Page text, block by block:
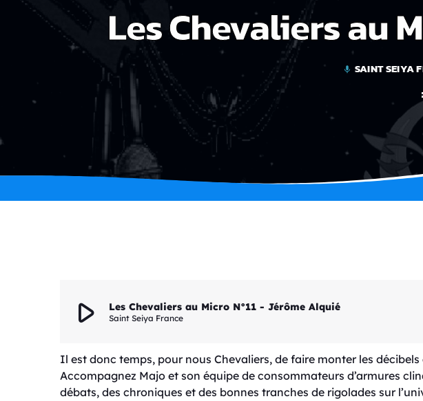
Les Chevaliers au
mic SAINT SEIYA
play_arrow Les Chevaliers au Micro N°11 - Jérôme Alquié
Saint Seiya France
Il est donc temps, pour nous Chevaliers, de faire monter les décibels
Accompagnez Majo et son équipe de consommateurs d’armures
débats, des chroniques et des bonnes tranches de rigolades sur